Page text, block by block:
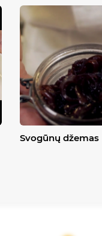
Svogūnų džemas